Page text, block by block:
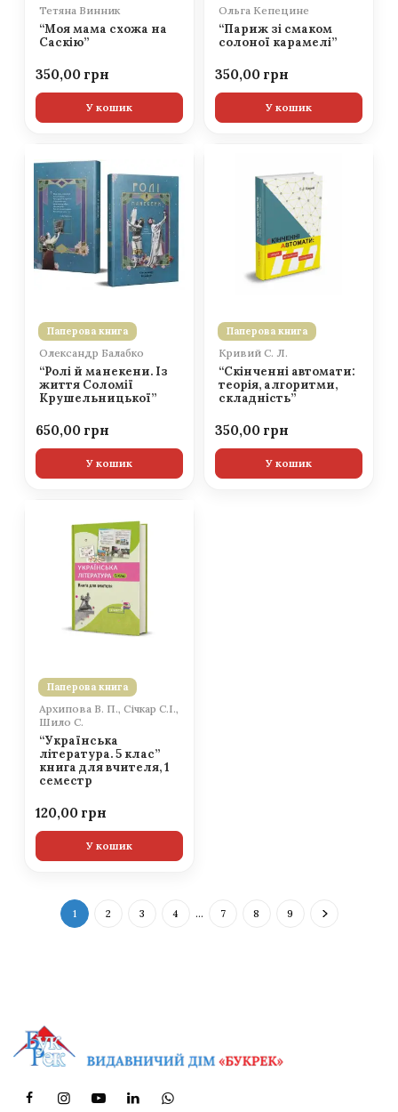
Тетяна Винник
“Моя мама схожа на
Саскію”
350,00
У кошик
Ольга Кепецине
“Париж зі смаком
солоної карамелі”
350,00
У кошик
Паперова книга
Олександр Балабко
“Ролі й манекени. Із
життя Соломії
Крушельницької”
650,00
У кошик
Паперова книга
Кривий С. Л.
“Скінченні автомати:
теорія, алгоритми,
складність”
350,00
У кошик
Паперова книга
Архипова В. П., Січкар С.І.,
Шило С.
“Українська
література. 5 клас”
книга для вчителя, 1
семестр
120,00
У кошик
1 2 3 4 … 7 8 9